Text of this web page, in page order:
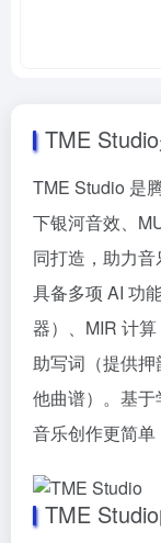
TME
TME Studio 是
下银河音效、
同打造，助力
具备多项 AI 功
器）、MIR 计
助写词（提供
他曲谱）。基
音乐创作更简单
TME